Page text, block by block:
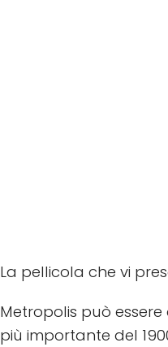
La pellicola che vi
Metropolis può
più importante del